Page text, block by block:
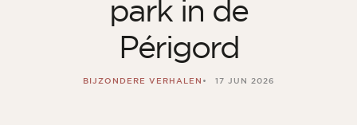
park in de
Périgord
BIJZONDERE VERHALEN 17 JUN 2026